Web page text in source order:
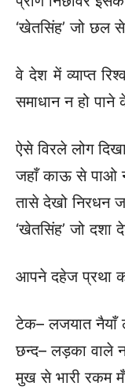
‘खेतसिंह’ जो छल
वे देश में व्याप्त
समाधान न हो
ऐसे विरले लोग
जहाँ काऊ से पाओ
तासे देखो निरधन
‘खेतसिंह’ जो दशा
आपने दहेज प्रथा
टेक– लजयात नैयाँ
छन्द– लड़का वाले
मुख से भारी रकम